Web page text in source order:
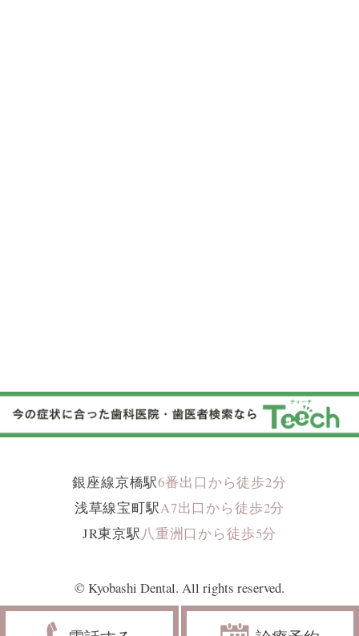
銀座線京橋駅6番出口から徒歩2分
浅草線宝町駅A7出口から徒歩2分
JR東京駅八重洲口から徒歩5分
© Kyobashi Dental. All rights reserved.